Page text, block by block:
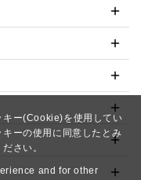
キー(Cookie)を使用してい
ーの使用に同意したとみ
さい。
and for other